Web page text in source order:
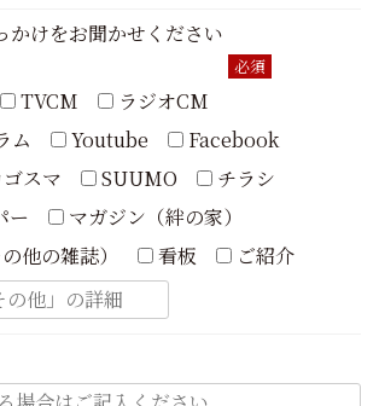
かけをお聞かせください
必須
TVCM
ラジオCM
ム
Youtube
Facebook
ゴスマ SUUMO
チラシ
ー
マガジン（絆の家）
他の雑誌）
看板
ご紹介